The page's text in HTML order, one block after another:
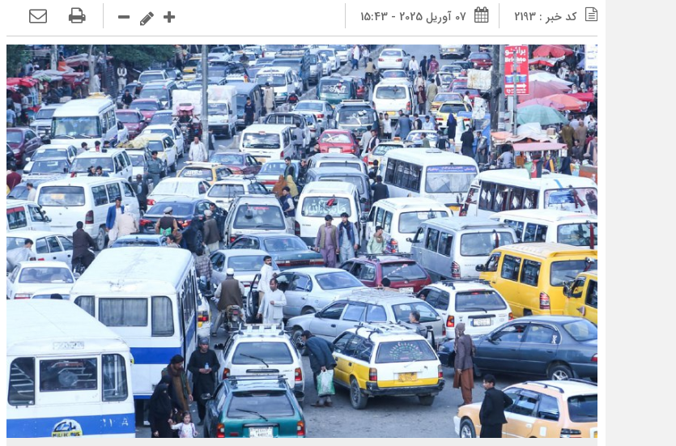
کد خبر : 2193 07 آوریل 2025 - 15:43